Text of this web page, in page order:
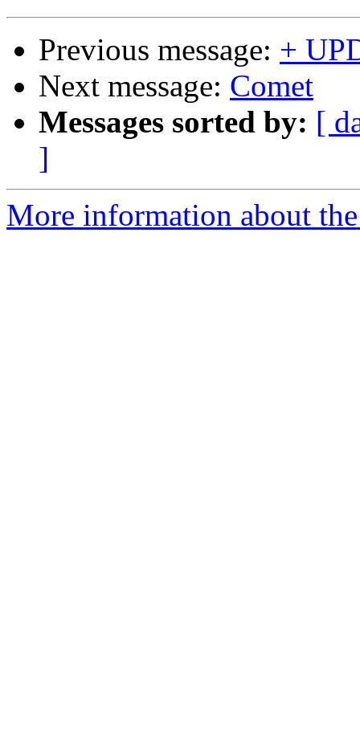
Previous message: +
Next message: Comet
Messages sorted by: [
]
More information about